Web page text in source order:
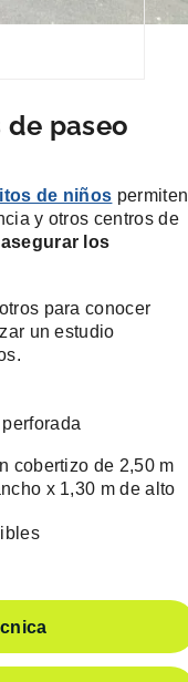
paseo
de niños permiten
y otros centros de
los
para conocer
un estudio
cobertizo de 2,50 m
x 1,30 m de alto